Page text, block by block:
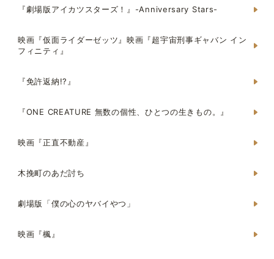
『劇場版アイカツスターズ！』-Anniversary Stars-
映画『仮面ライダーゼッツ』映画『超宇宙刑事ギャバン イン
フィニティ』
『免許返納!?』
『ONE CREATURE 無数の個性、ひとつの生きもの。』
映画『正直不動産』
木挽町のあだ討ち
劇場版「僕の心のヤバイやつ」
映画『楓』